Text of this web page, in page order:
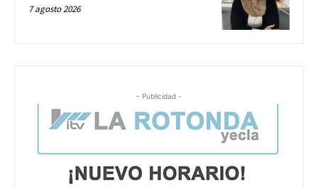
7 agosto 2026
- Publicidad -